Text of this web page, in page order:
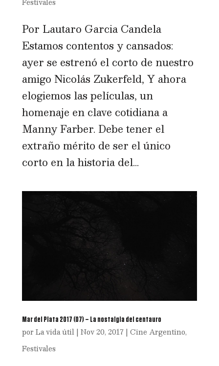
Por Lautaro Garcia Candela
Estamos contentos y cansados:
ayer se estrenó el corto de nuestro
amigo Nicolás Zukerfeld, Y ahora
elogiemos las películas, un
homenaje en clave cotidiana a
Manny Farber. Debe tener el
extraño mérito de ser el único
corto en la historia del...
Mar del Plata 2017 (07) – La nostalgia del centauro
por La vida útil| Nov 20, 2017| Cine Argentino,
Festivales